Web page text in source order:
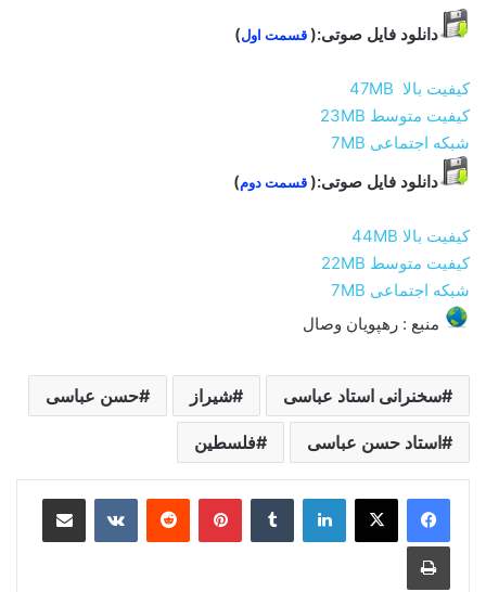
دانلود فایل صوتی:(قسمت اول)
کيفيت بالا 47MB
کيفيت متوسط 23MB
شبکه اجتماعی 7MB
دانلود فایل صوتی:(قسمت دوم)
کيفيت بالا 44MB
کيفيت متوسط 22MB
شبکه اجتماعی 7MB
منبع : رهپویان وصال
سخنرانی استاد عباسی شیراز حسن عباسی
استاد حسن عباسی فلسطین
لینکدین ‫تامبلر ‫پین‌ترست‫رددیت ‫VKontakteاشتراک گذاری از طریق ایمیل
چاپ